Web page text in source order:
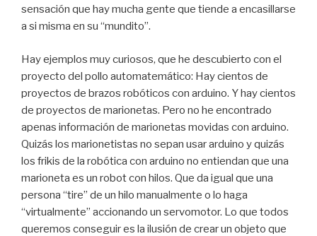
sensación que hay mucha gente que tiende a encasillarse
a si misma en su “mundito”.
Hay ejemplos muy curiosos, que he descubierto con el
proyecto del pollo automatemático: Hay cientos de
proyectos de brazos robóticos con arduino. Y hay cientos
de proyectos de marionetas. Pero no he encontrado
apenas información de marionetas movidas con arduino.
Quizás los marionetistas no sepan usar arduino y quizás
los frikis de la robótica con arduino no entiendan que una
marioneta es un robot con hilos. Que da igual que una
persona “tire” de un hilo manualmente o lo haga
“virtualmente” accionando un servomotor. Lo que todos
queremos conseguir es la ilusión de crear un objeto que